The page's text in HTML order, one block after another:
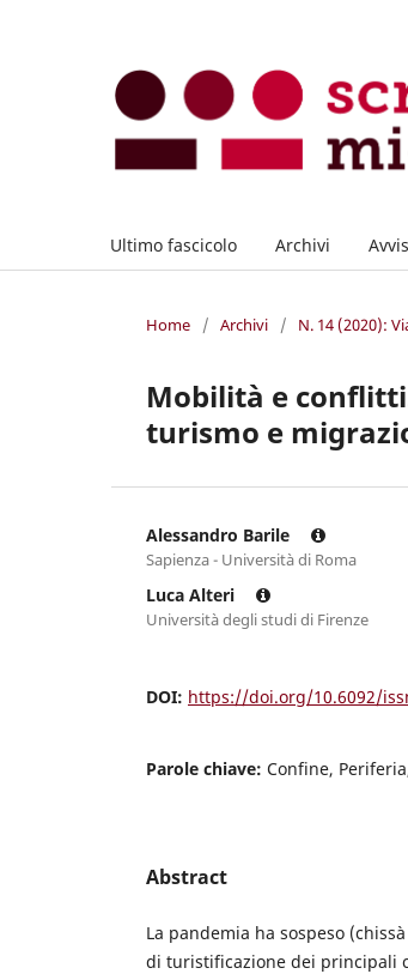
Ultimo fascicolo Archivi
Home / Archivi / N. 14 (2020):
Mobilità e
turismo e
Alessandro Barile
Sapienza - Università di Roma
Luca Alteri
Università degli studi di Firenze
DOI: https://doi.org/10.6092/
Parole chiave: Confine,
Abstract
La pandemia ha sospeso
di turistificazione dei principali